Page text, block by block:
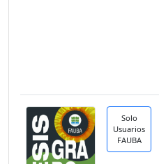
Solo
Usuarios
FAUBA